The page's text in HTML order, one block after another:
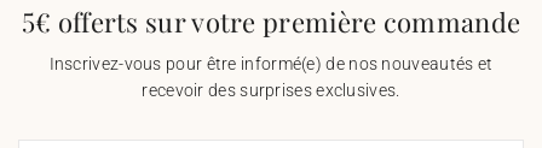
5€ offerts sur votre première commande
Inscrivez-vous pour être informé(e) de nos nouveautés et
recevoir des surprises exclusives.